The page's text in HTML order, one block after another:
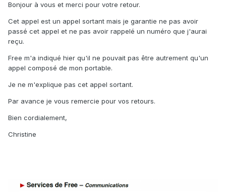
Bonjour à vous et merci pour votre retour.
Cet appel est un appel sortant mais je garantie ne pas avoir
passé cet appel et ne pas avoir rappelé un numéro que j'aurai
reçu.
Free m'a indiqué hier qu'il ne pouvait pas être autrement qu'un
appel composé de mon portable.
Je ne m'explique pas cet appel sortant.
Par avance je vous remercie pour vos retours.
Bien cordialement,
Christine